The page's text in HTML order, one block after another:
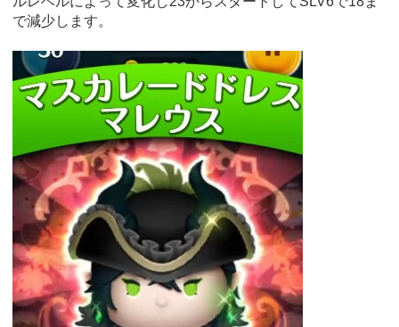
で減少します。